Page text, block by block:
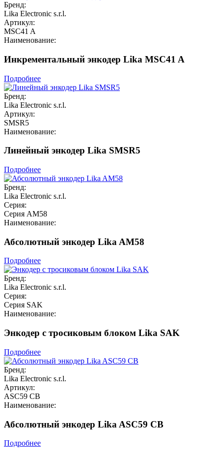
Бренд:
Lika Electronic s.r.l.
Артикул:
MSC41 A
Наименование:
Инкрементальный энкодер Lika MSC41 A
Подробнее
Бренд:
Lika Electronic s.r.l.
Артикул:
SMSR5
Наименование:
Линейный энкодер Lika SMSR5
Подробнее
Бренд:
Lika Electronic s.r.l.
Серия:
Серия AM58
Наименование:
Абсолютный энкодер Lika AM58
Подробнее
Бренд:
Lika Electronic s.r.l.
Серия:
Серия SAK
Наименование:
Энкодер с тросиковым блоком Lika SAK
Подробнее
Бренд:
Lika Electronic s.r.l.
Артикул:
ASC59 CB
Наименование:
Абсолютный энкодер Lika ASC59 CB
Подробнее